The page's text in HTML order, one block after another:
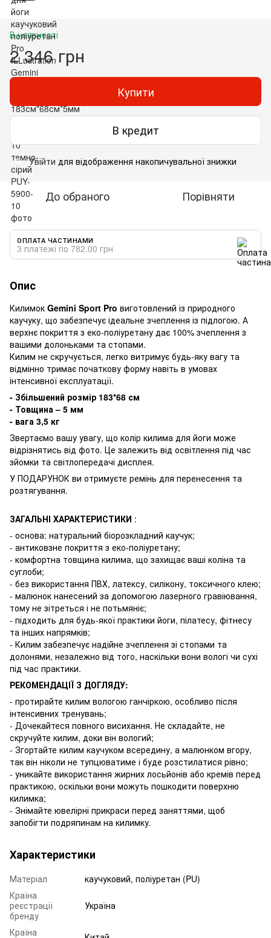
В наявності
2 346 грн
Купити
В кредит
% Увійти для відображення накопичувальної знижки
До обраного Порівняти
ОПЛАТА ЧАСТИНАМИ
3 платежі по 782.00 грн
Опис
Килимок Gemini Sport Pro виготовлений із природного
каучуку, що забезпечує ідеальне зчеплення із підлогою. А
верхнє покриття з еко-поліуретану дає 100% зчеплення з
вашими долоньками та стопами.
Килим не скручується, легко витримує будь-яку вагу та
відмінно тримає початкову форму навіть в умовах
інтенсивної експлуатації.
- Збільшений розмір 183*68 см
- Товщина – 5 мм
- вага 3,5 кг
Звертаємо вашу увагу, що колір килима для йоги може
відрізнятись від фото. Це залежить від освітлення під час
зйомки та світлопередачі дисплея.
У ПОДАРУНОК ви отримуєте ремінь для перенесення та
розтягування.
ЗАГАЛЬНІ ХАРАКТЕРИСТИКИ :
- основа: натуральний біорозкладний каучук;
- антиковзне покриття з еко-поліуретану;
- комфортна товщина килима, що захищає ваші коліна та
суглоби;
- без використання ПВХ, латексу, силікону, токсичного клею;
- малюнок нанесений за допомогою лазерного гравіювання,
тому не зітреться і не потьмяніє;
- підходить для будь-якої практики йоги, пілатесу, фітнесу
та інших напрямків;
- Килим забезпечує надійне зчеплення зі стопами та
долонями, незалежно від того, наскільки вони вологі чи сухі
під час практики.
РЕКОМЕНДАЦІЇ З ДОГЛЯДУ:
- протирайте килим вологою ганчіркою, особливо після
інтенсивних тренувань;
- Дочекайтеся повного висихання. Не складайте, не
скручуйте килим, доки він вологий;
- Згортайте килим каучуком всередину, а малюнком вгору,
так він ніколи не тупцюватиме і буде розстилатися рівно;
- уникайте використання жирних лосьйонів або кремів перед
практикою, оскільки вони можуть пошкодити поверхню
килимка;
- Знімайте ювелірні прикраси перед заняттями, щоб
запобігти подряпинам на килимку.
Характеристики
Матеріал
каучуковий, поліуретан (PU)
Країна
реєстрації
бренду
Україна
Країна